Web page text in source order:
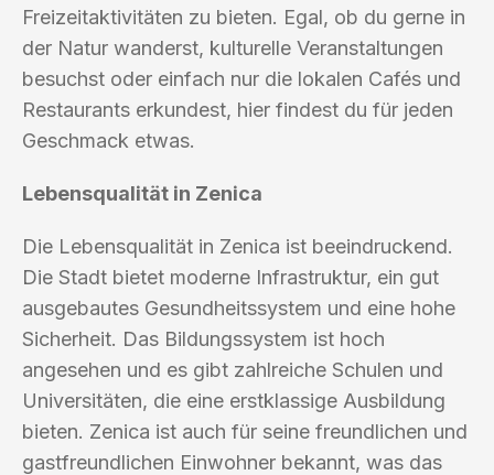
Freizeitaktivitäten zu bieten. Egal, ob du gerne in
der Natur wanderst, kulturelle Veranstaltungen
besuchst oder einfach nur die lokalen Cafés und
Restaurants erkundest, hier findest du für jeden
Geschmack etwas.
Lebensqualität in Zenica
Die Lebensqualität in Zenica ist beeindruckend.
Die Stadt bietet moderne Infrastruktur, ein gut
ausgebautes Gesundheitssystem und eine hohe
Sicherheit. Das Bildungssystem ist hoch
angesehen und es gibt zahlreiche Schulen und
Universitäten, die eine erstklassige Ausbildung
bieten. Zenica ist auch für seine freundlichen und
gastfreundlichen Einwohner bekannt, was das